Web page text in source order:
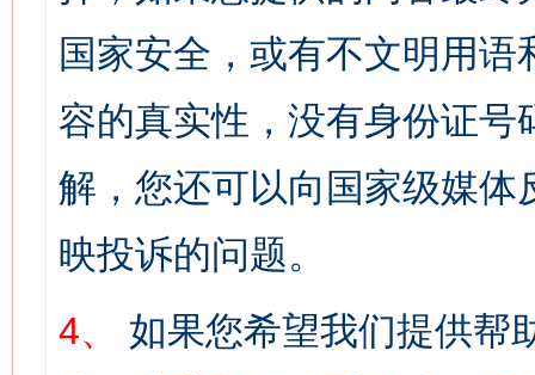
国家安全，或有不文明用
容的真实性，没有身份证
解，您还可以向国家级媒
映投诉的问题。
4、
如果您希望我们提供帮